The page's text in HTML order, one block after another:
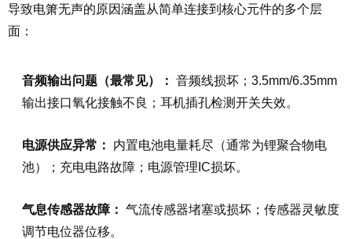
导致电箫无声的原因涵盖从简单连接到核心元件的多个层
面：
音频输出问题（最常见）： 音频线损坏；3.5mm/6.35mm
输出接口氧化接触不良；耳机插孔检测开关失效。
电源供应异常：
内置电池电量耗尽（通常为锂聚合物电
池）；充电电路故障；电源管理IC损坏。
气息传感器故障： 气流传感器堵塞或损坏；传感器灵敏度
调节电位器位移。